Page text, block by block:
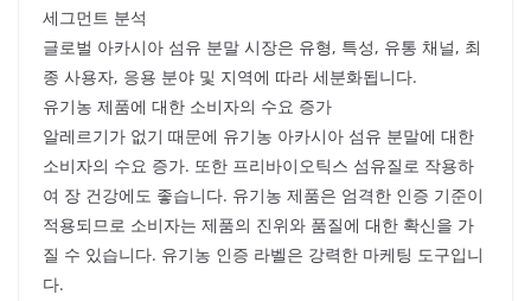
세그먼트 분석
글로벌 아카시아 섬유 분말 시장은 유형, 특성, 유통 채널, 최
종 사용자, 응용 분야 및 지역에 따라 세분화됩니다.
유기농 제품에 대한 소비자의 수요 증가
알레르기가 없기 때문에 유기농 아카시아 섬유 분말에 대한
소비자의 수요 증가. 또한 프리바이오틱스 섬유질로 작용하
여 장 건강에도 좋습니다. 유기농 제품은 엄격한 인증 기준이
적용되므로 소비자는 제품의 진위와 품질에 대한 확신을 가
질 수 있습니다. 유기농 인증 라벨은 강력한 마케팅 도구입니
다.